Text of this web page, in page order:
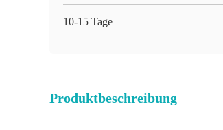
10-15 Tage
Produktbeschreibung